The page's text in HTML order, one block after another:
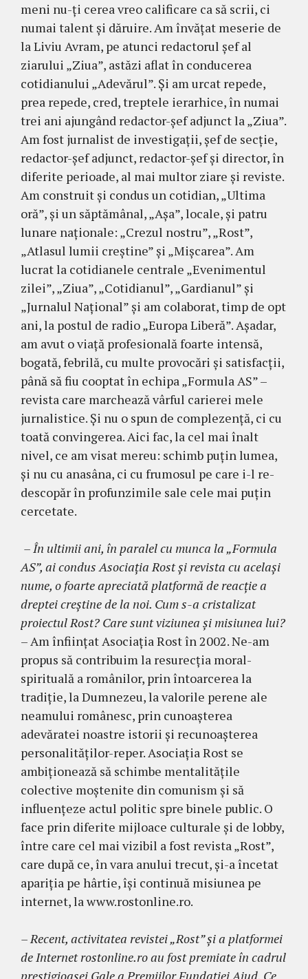
meni nu-ţi cerea vreo calificare ca să scrii, ci
numai talent şi dăruire. Am învăţat meserie de
la Liviu Avram, pe atunci redactorul şef al
ziarului „Ziua”, astăzi aflat în conducerea
cotidianului „Ade­vărul”. Şi am urcat re­pede,
prea repede, cred, treptele ierarhice, în numai
trei ani ajungând redactor-şef adjunct la „Ziua”.
Am fost jurnalist de investigaţii, şef de secţie,
redactor-şef adjunct, redactor-şef şi director, în
diferite perioade, al mai multor ziare şi reviste.
Am construit şi condus un cotidian, „Ultima
oră”, şi un săptămânal, „Aşa”, lo­cale, şi patru
lunare naţionale: „Crezul nostru”, „Rost”,
„Atlasul lumii creştine” şi „Mişcarea”. Am
lucrat la cotidianele centrale „Eve­nimentul
zilei”, „Ziua”, „Co­tidianul”, „Gardianul” şi
„Jurnalul Naţional” şi am co­laborat, timp de opt
ani, la postul de radio „Europa Liberă”. Aşadar,
am avut o viaţă profesională foarte intensă,
bogată, febrilă, cu multe provocări şi satis­facţii,
până să fiu cooptat în echipa „Formula AS” –
revista care marchează vârful carierei mele
jurnalis­tice. Şi nu o spun de complezenţă, ci cu
toată convin­gerea. Aici fac, la cel mai înalt
nivel, ce am visat me­reu: schimb puţin lumea,
şi nu cu anasâna, ci cu fru­mosul pe care i-l re-
descopăr în profunzimile sale cele mai puţin
cercetate.
– În ultimii ani, în paralel cu munca la „Formula
AS”, ai condus Asociaţia Rost şi revista cu acelaşi
nu­me, o foarte apreciată platformă de reacţie a
drep­tei creştine de la noi. Cum s-a cristalizat
proiec­tul Rost? Care sunt viziunea şi misiunea lui?
– Am înfiinţat Asociaţia Rost în 2002. Ne-am
propus să contri­buim la resurecţia moral-
spirituală a românilor, prin întoarcerea la
tradiţie, la Dumne­zeu, la valorile perene ale
neamu­lui românesc, prin cunoaşterea
adevăratei noas­tre istorii şi recunoaşterea
perso­nalităţilor-reper. Asociaţia Rost se
ambiţionează să schimbe mentali­tăţile
colective moştenite din co­munism şi să
influenţeze actul po­litic spre binele public. O
face prin diferite mijloace culturale şi de lobby,
între care cel mai vizibil a fost revista „Rost”,
care după ce, în vara anului trecut, şi-a încetat
apariţia pe hârtie, îşi continuă misiunea pe
internet, la www.rostonline.ro.
– Recent, activita­tea re­vistei „Rost” şi a plat­formei
de In­ternet rostonline.ro au fost pre­miate în cadrul
pres­tigioasei Gale a Premiilor Fun­da­ţiei Aiud. Ce